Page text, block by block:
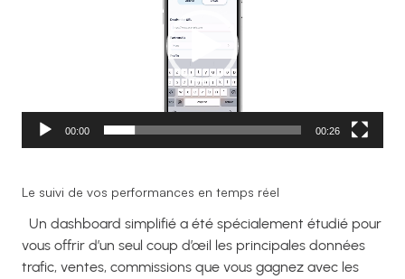
00:00 00:26
Le suivi de vos performances en temps réel
Un dashboard simplifié a été spécialement étudié pour
vous offrir d’un seul coup d’œil les principales données
trafic, ventes, commissions que vous gagnez avec les